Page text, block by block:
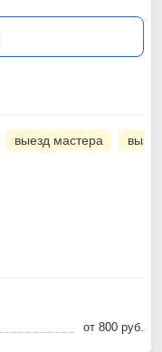
выезд мастера
от 800 pyб.